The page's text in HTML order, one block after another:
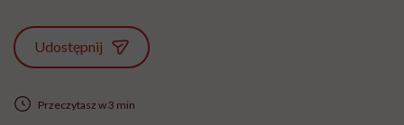
Udostępnij
Przeczytasz w 3 min